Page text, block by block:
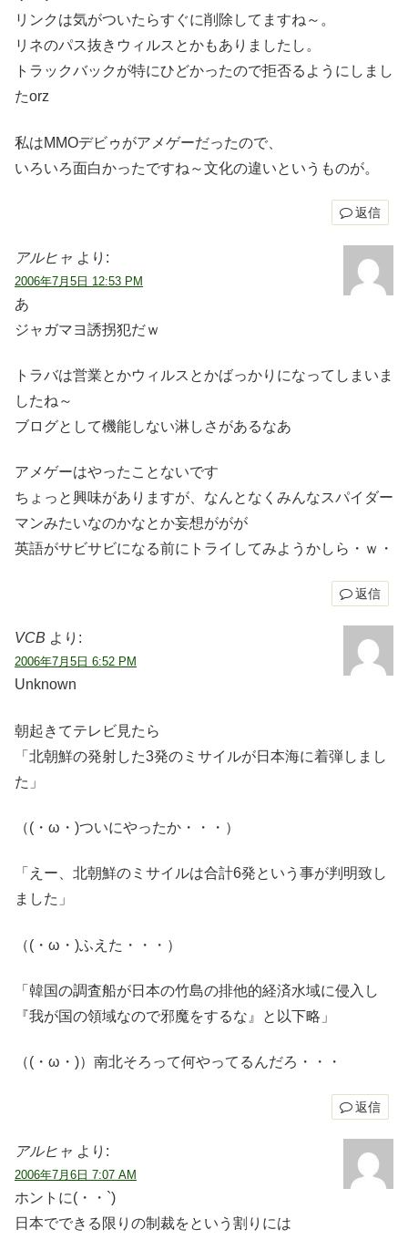
リンクは気がついたらすぐに削除してますね～。
リネのパス抜きウィルスとかもありましたし。
トラックバックが特にひどかったので拒否るようにしまし
たorz
私はMMOデビゥがアメゲーだったので、
いろいろ面白かったですね～文化の違いというものが。
返信
アルヒャ より:
2006年7月5日 12:53 PM
あ
ジャガマヨ誘拐犯だｗ
トラバは営業とかウィルスとかばっかりになってしまいま
したね～
ブログとして機能しない淋しさがあるなあ
アメゲーはやったことないです
ちょっと興味がありますが、なんとなくみんなスパイダー
マンみたいなのかなとか妄想ががが
英語がサビサビになる前にトライしてみようかしら・ｗ・
返信
VCB より:
2006年7月5日 6:52 PM
Unknown
朝起きてテレビ見たら
「北朝鮮の発射した3発のミサイルが日本海に着弾しまし
た」
（(・ω・)ついにやったか・・・）
「えー、北朝鮮のミサイルは合計6発という事が判明致し
ました」
（(・ω・)ふえた・・・）
「韓国の調査船が日本の竹島の排他的経済水域に侵入し
『我が国の領域なので邪魔をするな』と以下略」
（(・ω・)）南北そろって何やってるんだろ・・・
返信
アルヒャ より:
2006年7月6日 7:07 AM
ホントに(・・`)
日本でできる限りの制裁をという割りには